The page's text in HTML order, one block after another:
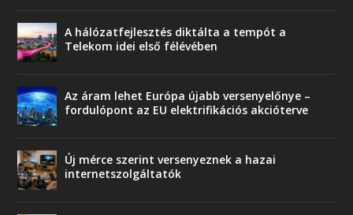
A hálózatfejlesztés diktálta a tempót a
Telekom idei első félévében
Az áram lehet Európa újabb versenyelőnye –
fordulópont az EU elektrifikációs akcióterve
Új mérce szerint versenyeznek a hazai
internetszolgáltatók